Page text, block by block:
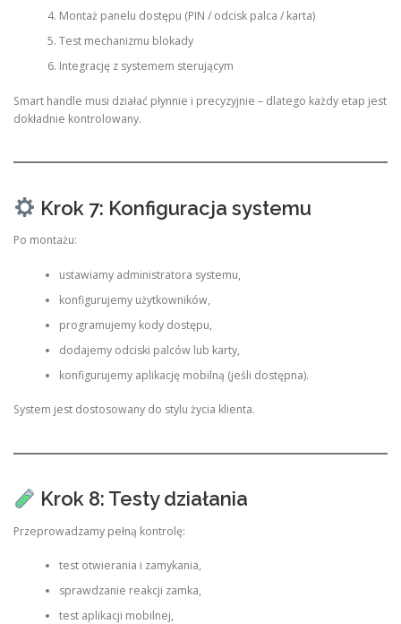
Montaż panelu dostępu (PIN / odcisk palca / karta)
Test mechanizmu blokady
Integrację z systemem sterującym
Smart handle musi działać płynnie i precyzyjnie – dlatego każdy etap jest
dokładnie kontrolowany.
Krok 7: Konfiguracja systemu
Po montażu:
ustawiamy administratora systemu,
konfigurujemy użytkowników,
programujemy kody dostępu,
dodajemy odciski palców lub karty,
konfigurujemy aplikację mobilną (jeśli dostępna).
System jest dostosowany do stylu życia klienta.
Krok 8: Testy działania
Przeprowadzamy pełną kontrolę:
test otwierania i zamykania,
sprawdzanie reakcji zamka,
test aplikacji mobilnej,